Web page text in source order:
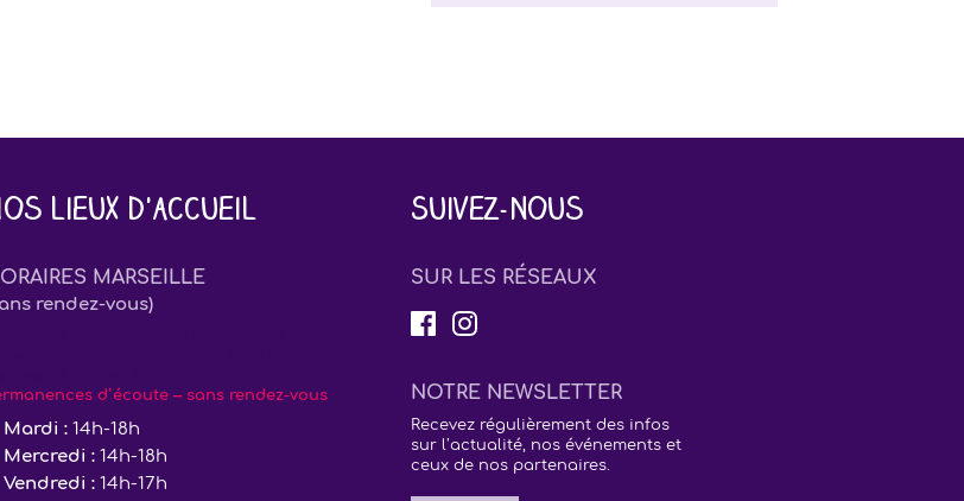
lieux d'accueil
MARSEILLE
rendez-vous)
d’écoute – sans rendez-vous
Mardi :14h-18h
Mercredi :14h-18h
Vendredi :14h-17h
Suivez-nous
SUR LES RÉSEAUX
NOTRE NEWSLETTER
Recevez régulièrement des infos
sur l’actualité, nos événements et
ceux de nos partenaires.